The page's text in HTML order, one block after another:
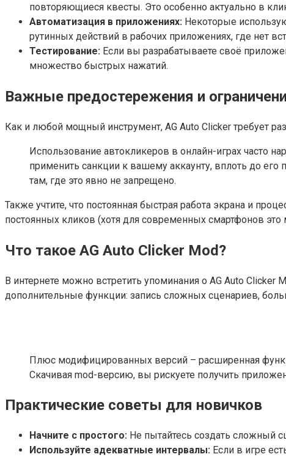
повторяющиеся квесты. Это особенно актуально в
Автоматизация в приложениях: Некоторые
рутинных действий в рабочих приложениях, где нет
Тестирование: Если вы разрабатываете своё
множество быстрых нажатий.
Важные предостережения и
Как и любой мощный инструмент, AG Auto Clicker требует
Использование автокликеров в онлайн-играх часто
применить санкции к вашему аккаунту, вплоть до
там, где это явно не запрещено.
Также учтите, что постоянная быстрая работа экрана и
постоянных кликов (хотя для современных смартфонов
Что такое AG Auto Clicker Mod?
В интернете можно встретить упоминания о AG Auto
дополнительные функции: запись сложных сценариев,
Плюс модифицированных версий – расширенная
Скачивая mod-версию, вы рискуете получить
Практические советы для новичков
Начните с простого: Не пытайтесь создать сложный
Используйте адекватные интервалы: Если в игре